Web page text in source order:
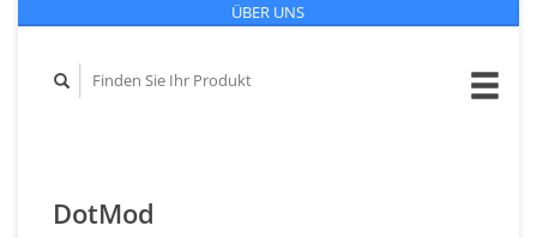
ÜBER UNS
DotMod